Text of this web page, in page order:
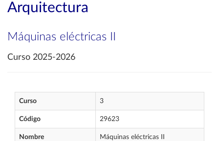
Arquitectura
Máquinas eléctricas II
Curso 2025-2026
Curso 3
Código 29623
Nombre Máquinas eléctricas II